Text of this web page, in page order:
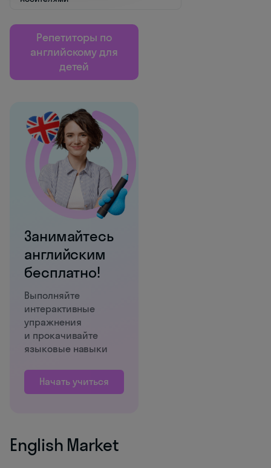
Репетиторы по
английскому для
детей
Занимайтесь
английским
бесплатно!
Выполняйте
интерактивные
упражнения
и прокачивайте
языковые навыки
Начать учиться
English Market